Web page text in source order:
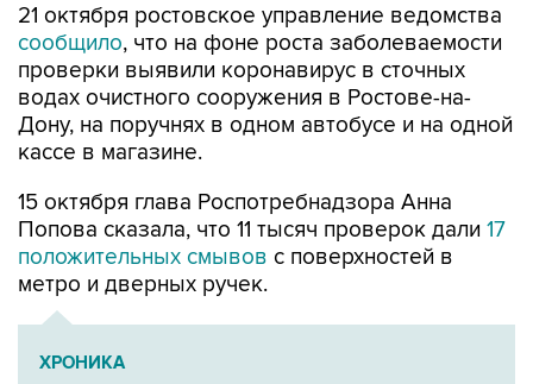
21 октября ростовское управление ведомства
сообщило, что на фоне роста заболеваемости
проверки выявили коронавирус в сточных
водах очистного сооружения в Ростове-на-
Дону, на поручнях в одном автобусе и на одной
кассе в магазине.
15 октября глава Роспотребнадзора Анна
Попова сказала, что 11 тысяч проверок дали 17
положительных смывов с поверхностей в
метро и дверных ручек.
ХРОНИКА